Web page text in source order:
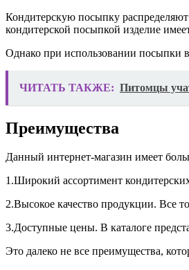
Кондитерскую посыпку
кондитерской посыпкой изделие
Однако при использовании посыпки
ЧИТАТЬ ТАКЖЕ: Питомцы
Преимущества
Данный интернет-магазин имеет
1.Широкий ассортимент
2.Высокое качество продукции. Все
3.Доступные цены. В каталоге
Это далеко не все преимущества,